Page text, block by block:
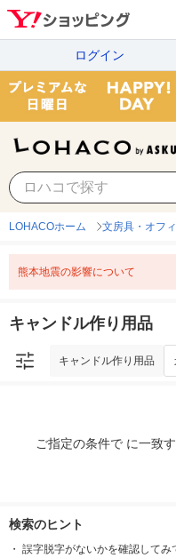
ログイン
キャンドル作り用品
LOHACOホーム 文房具・オフ
熊本地震の影響について
キャンドル作り用品
キャンドル作り用品
ご指定の条件で に一致
検索のヒント
誤字脱字がないかを確認してみ